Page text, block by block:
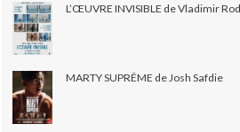
L’ŒUVRE INVISIBLE de Vladimir
MARTY SUPRÊME de Josh Safdie